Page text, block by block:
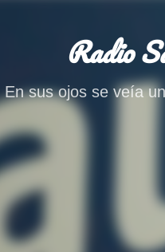
Radio
En sus ojos se veía